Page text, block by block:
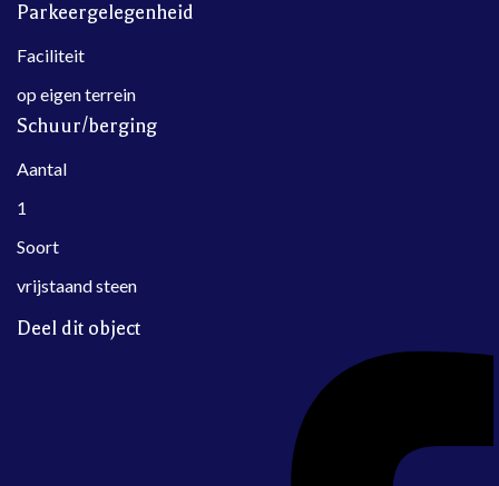
Parkeergelegenheid
Faciliteit
op eigen terrein
Schuur/berging
Aantal
1
Soort
vrijstaand steen
Deel dit object